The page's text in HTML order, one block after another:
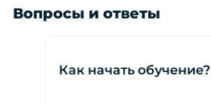
Вопросы и ответы
Как начать обучение?